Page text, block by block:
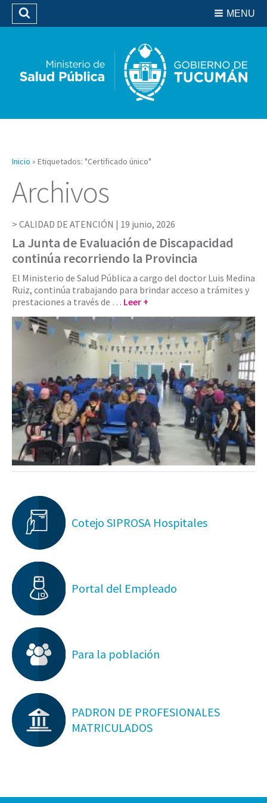
Biblioteca
MENU
Buscar
Inicio » Etiquetados: "Certificado único"
Archivos
CALIDAD DE ATENCIÓN | 19 junio, 2026
La Junta de Evaluación de Discapacidad
continúa recorriendo la Provincia
El Ministerio de Salud Pública a cargo del doctor Luis Medina
Ruiz, continúa trabajando para brindar acceso a trámites y
prestaciones a través de … Leer +
Cotejo SIPROSA Hospitales
Portal del Empleado
Para la población
PADRON DE PROFESIONALES
MATRICULADOS